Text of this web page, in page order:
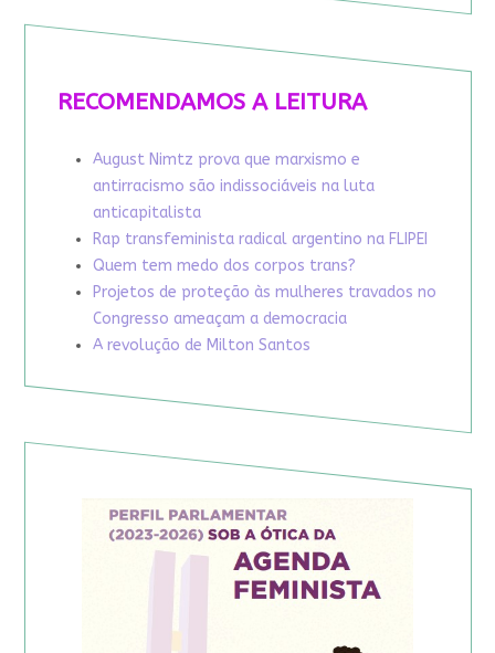
RECOMENDAMOS A LEITURA
August Nimtz prova que marxismo e
antirracismo são indissociáveis na luta
anticapitalista
Rap transfeminista radical argentino na FLIPEI
Quem tem medo dos corpos trans?
Projetos de proteção às mulheres travados no
Congresso ameaçam a democracia
A revolução de Milton Santos